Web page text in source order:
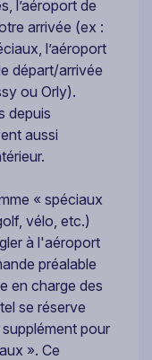
l’aéroport de
arrivée (ex :
l’aéroport
départ/arrivée
ou Orly).
depuis
aussi
« spéciaux
vélo, etc.)
à l'aéroport
préalable
en charge des
se réserve
pour
». Ce